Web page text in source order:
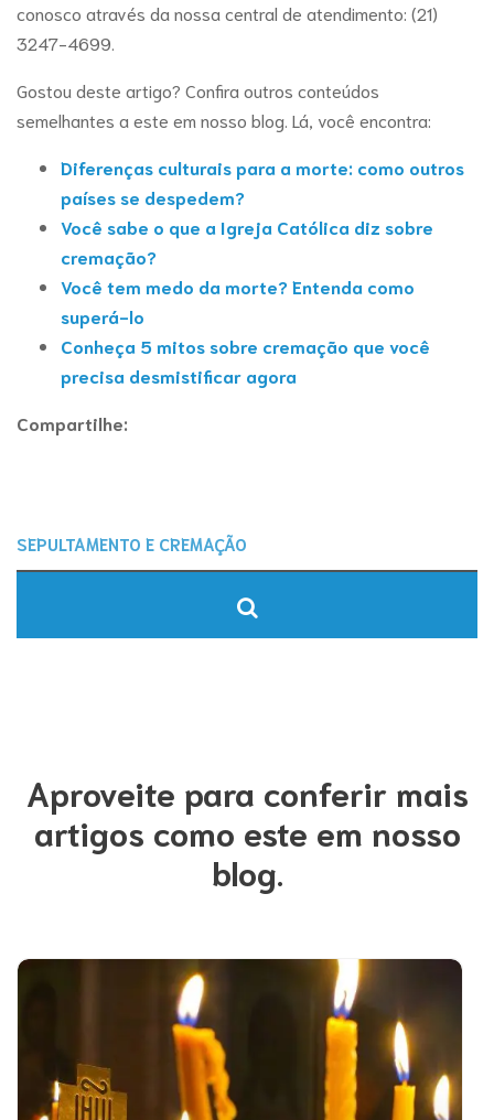
conosco através da nossa central de atendimento: (21)
3247-4699.
Gostou deste artigo? Confira outros conteúdos
semelhantes a este em nosso blog. Lá, você encontra:
Diferenças culturais para a morte: como outros
países se despedem?
Você sabe o que a Igreja Católica diz sobre
cremação?
Você tem medo da morte? Entenda como
superá-lo
Conheça 5 mitos sobre cremação que você
precisa desmistificar agora
Compartilhe:
Aproveite para conferir mais
artigos como este em nosso
blog.